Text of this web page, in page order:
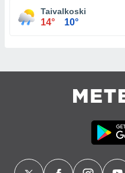
Taivalkoski
14° 10°